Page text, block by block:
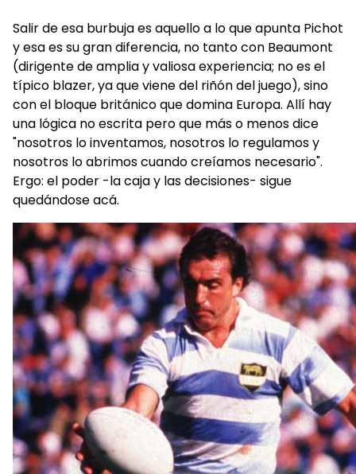
Salir de esa burbuja es aquello a lo que apunta Pichot
y esa es su gran diferencia, no tanto con Beaumont
(dirigente de amplia y valiosa experiencia; no es el
típico blazer, ya que viene del riñón del juego), sino
con el bloque británico que domina Europa. Allí hay
una lógica no escrita pero que más o menos dice
"nosotros lo inventamos, nosotros lo regulamos y
nosotros lo abrimos cuando creíamos necesario".
Ergo: el poder -la caja y las decisiones- sigue
quedándose acá.